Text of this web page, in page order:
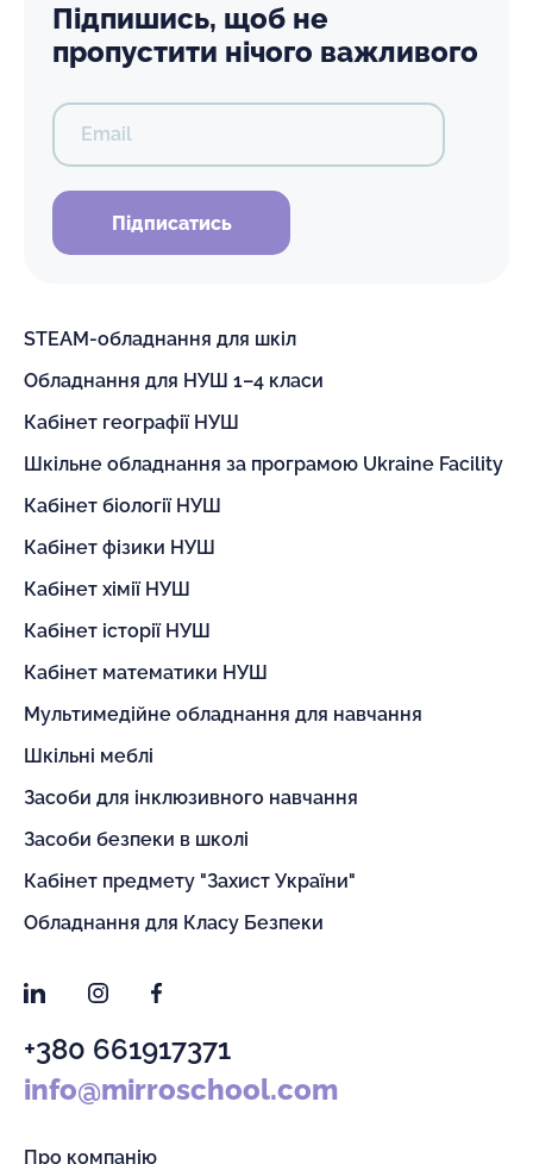
Підпишись, щоб не
пропустити нічого важливого
Email
Підписатись
STEAM-обладнання для шкіл
Обладнання для НУШ 1–4 класи
Кабінет географії НУШ
Шкільне обладнання за програмою Ukraine Facility
Кабінет біології НУШ
Кабінет фізики НУШ
Кабінет хімії НУШ
Кабінет історії НУШ
Кабінет математики НУШ
Мультимедійне обладнання для навчання
Шкільні меблі
Засоби для інклюзивного навчання
Засоби безпеки в школі
Кабінет предмету "Захист України"
Обладнання для Класу Безпеки
LinkedInInstagramFacebook
+380 661917371
info@mirroschool.com
Про компанію